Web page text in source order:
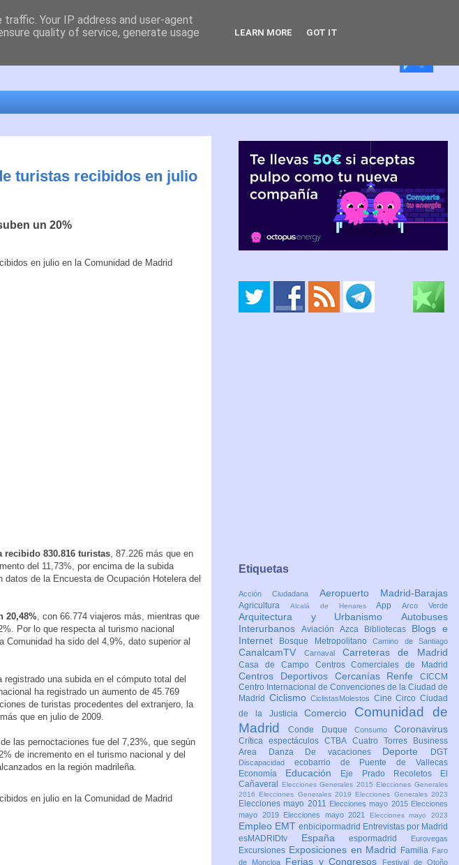
turistas recibidos en julio
un 20%
recibido 830.816 turistas, 87.226 más que en
del 11,73%, por encima de la subida
de la Encuesta de Ocupación Hotelera del
20,48%, con 66.774 viajeros más, mientras que
Por lo que respecta al turismo nacional
ha sido del 4,9%, dato superior al
una subida en el cómputo total del
ha registrado un aumento de 45.769
de turistas procedentes del extranjero, la
que en julio de 2009.
las pernoctaciones fue del 7,23%, que según
de incremento en el turismo nacional y del
en la región madrileña.
Etiquetas
Acción Ciudadana Aeropuerto Madrid-Barajas
Agricultura Alcalá de HenaresAppArco Verde
Arquitectura y Urbanismo Autobuses
Interurbanos Aviación Azca Bibliotecas Blogs e
Internet
Bosque MetropolitanoCamino de Santiago
CanalcamTV Carnaval Carreteras de Madrid
Casa de Campo Centros Comerciales de Madrid
Centros Deportivos Cercanías Renfe CICCM
Centro Internacional de Convenciones de la Ciudad de
Madrid CiclismoCiclistasMolestos CineCircoCiudad
de la JusticiaComercio Comunidad de
MadridConde Duque Consumo Coronavirus
Crítica espectáculosCTBA Cuatro Torres Business
Area
Danza De vacaciones Deporte DGT
Discapacidad ecobarrio de Puente de Vallecas
Economía Educación Eje Prado Recoletos
El
Cañaveral
Elecciones Generales 2015 Elecciones Generales
2016 Elecciones Generales 2019 Elecciones Generales 2023
Elecciones mayo 2011 Elecciones mayo 2015 Elecciones
mayo 2019
Elecciones mayo 2021 Elecciones mayo 2023
Empleo EMT enbicipormadrid Entrevistas por Madrid
esMADRIDtv Españaespormadrid Eurovegas
Excursiones Exposiciones en Madrid Familia Faro
de Moncloa
Ferias y Congresos Festival de Otoño
Your IP address and user-agent
quality of service, generate usage
LEARN MORE GOT IT